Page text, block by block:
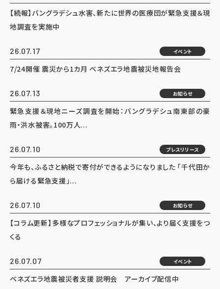
【続報】バングラデシュ水害、新たに世界の医療団が緊急支援＆現
地調査を実施中
26.07.17 イベント
7/24開催 震災から1カ月 ベネズエラ地震被災地報告会
26.07.13 お知らせ
緊急支援＆現地ニーズ調査を開始：バングラデシュ南東部の豪
雨・洪水被害。100万人...
26.07.10 プレスリリース
今年も、ふるさと納税で寄付ができるようになりました 「千代田か
ら届ける緊急支援」...
26.07.10 お知らせ
【コラム更新】多様なプロフェッショナルが集い、より届く支援をつ
くる
26.07.07 イベント
ベネズエラ地震被災者支援 説明会 アーカイブ配信中